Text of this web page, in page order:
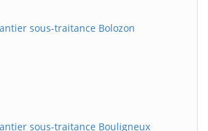
sous-traitance Bolozon
sous-traitance Bouligneux